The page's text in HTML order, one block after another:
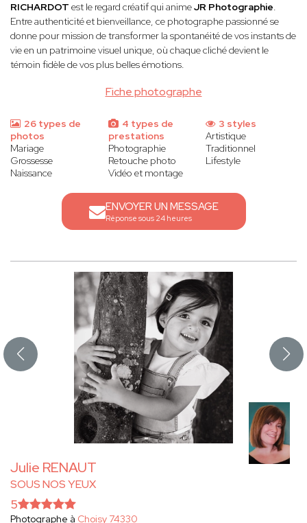
Fiche photographe
RICHARDOT est le regard créatif qui animeJR Photographie.
Entre authenticité et bienveillance, ce photographe passionné se
donne pour mission de transformer la spontanéité de vos instants de
vie en un patrimoine visuel unique, où chaque cliché devient le
témoin fidèle de vos plus belles émotions.
26 types de
photos
Mariage
Grossesse
Naissance
4 types de
prestations
Photographie
Retouche photo
Vidéo et montage
3 styles
Artistique
Traditionnel
Lifestyle
ENVOYER UN MESSAGE
Réponse sous 24 heures
Julie RENAUT
SOUS NOS YEUX
5
Photographe à Choisy 74330